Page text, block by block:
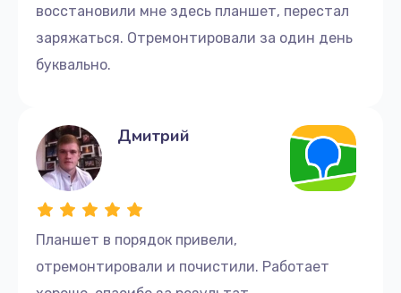
восстановили мне здесь планшет, перестал
заряжаться. Отремонтировали за один день
буквально.
Планшет в порядок привели,
отремонтировали и почистили. Работает
Дмитрий